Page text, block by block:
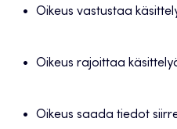
Oikeus vastustaa
Oikeus rajoittaa
Oikeus saada tiedot